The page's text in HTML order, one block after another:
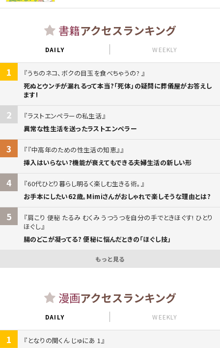
書籍アクセスランキング
DAILY WEEKLY
1
うちのネコ、ボクの目玉を食べちゃうの?
死ぬとウンチが漏れるって本当?「死体」の疑問に葬儀屋がお答えし
ます!
2
ラストエンペラーの私生活
異常な性生活を送ったラストエンペラー
3
『中高年のための性生活の知恵』
挿入はいらない?機能が衰えてもできる夫婦生活の新しい形
4
60代ひとり暮らし明るく楽しむ生きる術。
お手本にしたい62歳。Mimiさんがおしゃれで楽しそうな理由とは?
5
肩こり 便秘 たるみ むくみ うつうつを自分の手でときほぐす! ひとり
ほぐし
腸のどこが凝ってる? 便秘に悩んだときの「ほぐし技」
もっと見る
漫画アクセスランキング
DAILY WEEKLY
1
となりの関くん じゅにあ 1